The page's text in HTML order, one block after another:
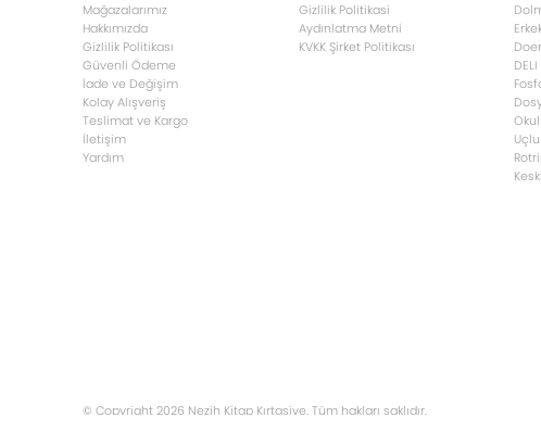
Mağazalarımız
Hakkımızda
Gizlilik Politikası
Güvenli Ödeme
İade ve Değişim
Kolay Alışveriş
Teslimat ve Kargo
İletişim
Yardım
Gizlilik Politikasi
Aydınlatma Metni
KVKK Şirket Politikası
© Copyright 2026 Nezih Kitap Kırtasiye. Tüm hakları saklıdır.